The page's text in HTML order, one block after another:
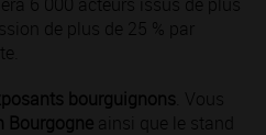
6 000 acteurs issus de plus
de plus de 25 % par
bourguignons . Vous
Bourgogne ainsi que le stand